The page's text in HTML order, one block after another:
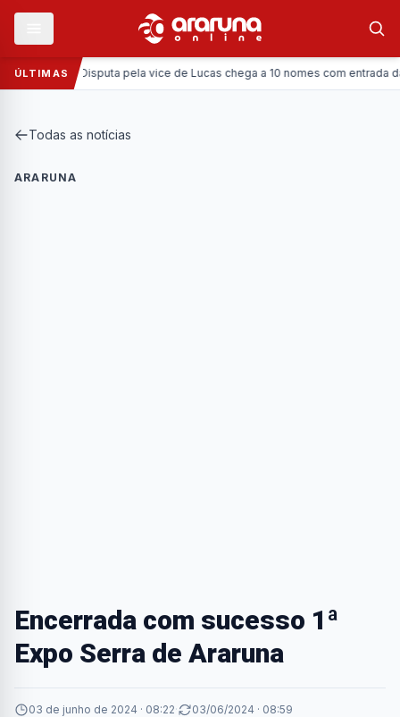
ÚLTIMAS
Política:Disputa pela vice de Lucas chega a 10 nomes com entrada da
Todas as notícias
ARARUNA
Encerrada com sucesso 1ª
Expo Serra de Araruna
03 de junho de 2024 · 08:22· 03/06/2024 · 08:59